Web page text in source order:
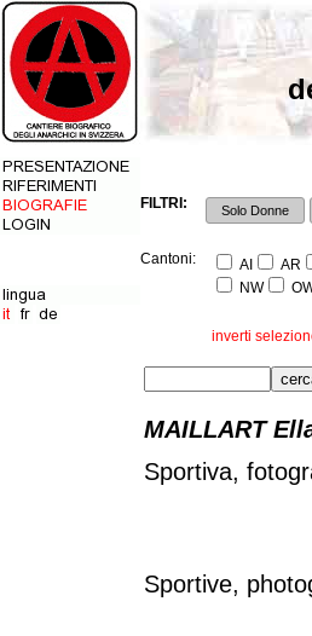
FILTRI: Solo Donne
Cantoni: AI AR
NW
inverti
MAILLART
Sportiva,
Sportive,